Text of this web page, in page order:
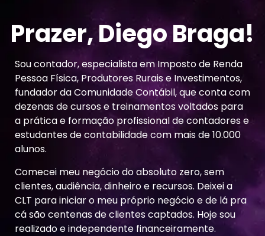
Prazer, Diego Braga!
Sou contador, especialista em Imposto de Renda
Pessoa Física, Produtores Rurais e Investimentos,
fundador da Comunidade Contábil, que conta com
dezenas de cursos e treinamentos voltados para
a prática e formação profissional de contadores e
estudantes de contabilidade com mais de 10.000
alunos.
Comecei meu negócio do absoluto zero, sem
clientes, audiência, dinheiro e recursos. Deixei a
CLT para iniciar o meu próprio negócio e de lá pra
cá são centenas de clientes captados. Hoje sou
realizado e independente financeiramente.